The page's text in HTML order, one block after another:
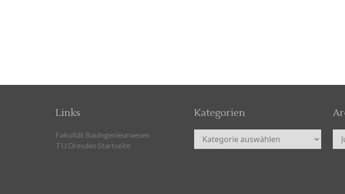
Links
Fakultät Bauingenieurwesen
TU Dresden Startseite
Kategorien
Kategorien